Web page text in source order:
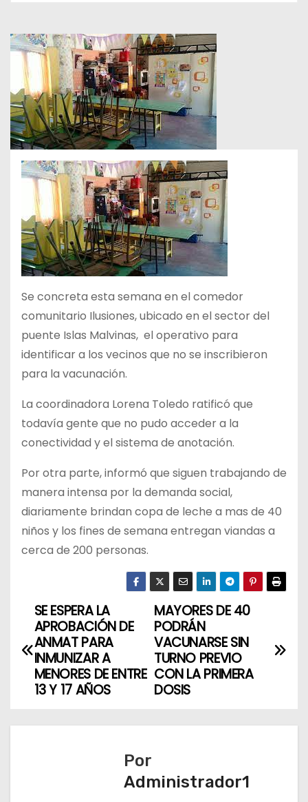
Se concreta esta semana en el comedor
comunitario Ilusiones, ubicado en el sector del
puente Islas Malvinas, el operativo para
identificar a los vecinos que no se inscribieron
para la vacunación.
La coordinadora Lorena Toledo ratificó que
todavía gente que no pudo acceder a la
conectividad y el sistema de anotación.
Por otra parte, informó que siguen trabajando de
manera intensa por la demanda social,
diariamente brindan copa de leche a mas de 40
niños y los fines de semana entregan viandas a
cerca de 200 personas.
N
a
g
MAYORES DE 40
PODRÁN
VACUNARSE SIN
TURNO PREVIO
CON LA PRIMERA
DOSIS
SE ESPERA LA
APROBACIÓN DE
ANMAT PARA
INMUNIZAR A
MENORES DE ENTRE
13 Y 17 AÑOS
Por
Administrador1